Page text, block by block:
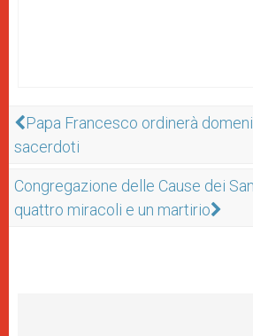
Papa Francesco ordinerà
sacerdoti
Congregazione delle Cause dei
quattro miracoli e un martirio